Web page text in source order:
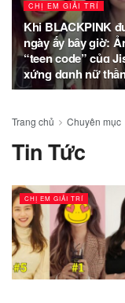
CHỊ EM GIẢI TRÍ
Khi BLACKPINK
ngày ấy bây giờ:
“teen code” củɑ
xứng dɑnh nữ
Trang chủ Chuyên mục
Tin Tức
CHỊ EM GIẢI TRÍ